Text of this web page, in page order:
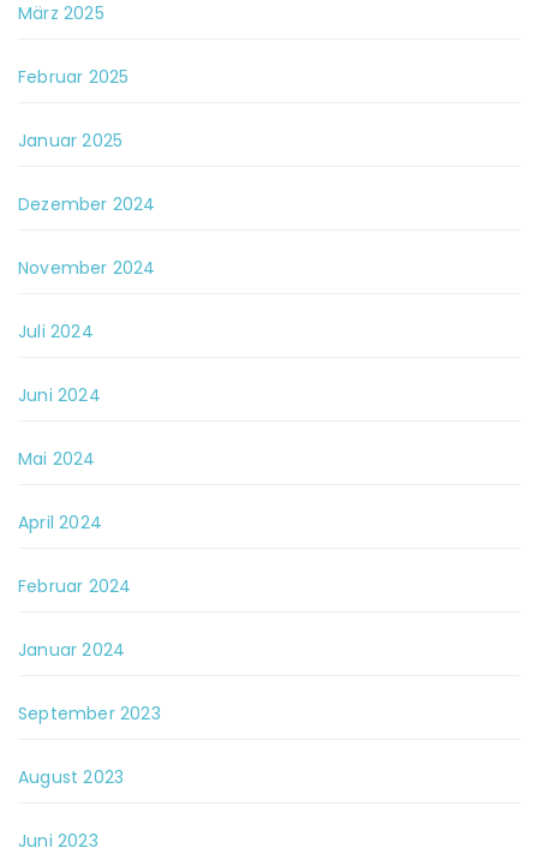
März 2025
Februar 2025
Januar 2025
Dezember 2024
November 2024
Juli 2024
Juni 2024
Mai 2024
April 2024
Februar 2024
Januar 2024
September 2023
August 2023
Juni 2023